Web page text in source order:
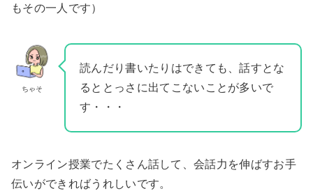
もその一人です）
ちゃそ
読んだり書いたりはできても、話すとな
るととっさに出てこないことが多いで
す・・・
オンライン授業でたくさん話して、会話力を伸ばすお手
伝いができればうれしいです。